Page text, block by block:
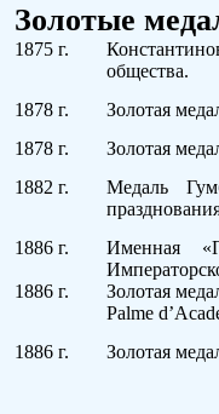
Золотые
1875 г.
общества.
1878 г.
Золотая
1878 г.
Золотая
1882 г.
Медаль
1886 г.
Именная
1886 г.
Золотая
Palme d’
1886 г. Золотая